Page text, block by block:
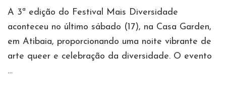
A 3ª edição do Festival Mais Diversidade
aconteceu no último sábado (17), na Casa Garden,
em Atibaia, proporcionando uma noite vibrante de
arte queer e celebração da diversidade. O evento
…